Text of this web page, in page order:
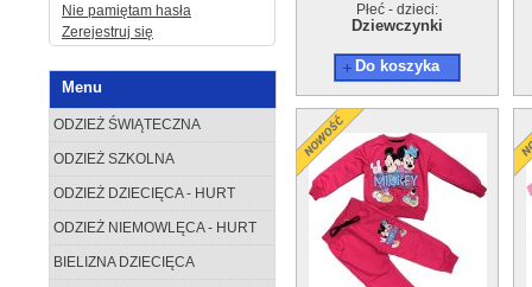
Nie pamiętam hasła
Zerejestruj się
Menu
ODZIEŻ ŚWIĄTECZNA
ODZIEŻ SZKOLNA
ODZIEŻ DZIECIĘCA - HURT
ODZIEŻ NIEMOWLĘCA - HURT
BIELIZNA DZIECIĘCA
Płeć - dzieci:
Dziewczynki
Do koszyka